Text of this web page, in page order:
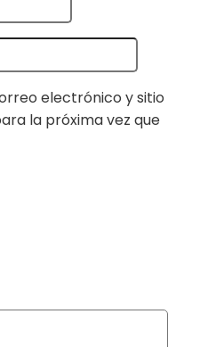
electrónico y sitio
la próxima vez que